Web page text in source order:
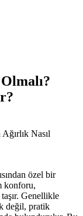
özel bir
konforu,
taşır. Genellikle
değil, pratik